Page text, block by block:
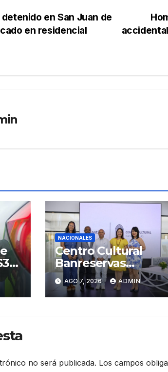
en San Juan de
en residencial
NACIONALES
Centro Cultural
Banreservas
Santiago inaugura
Primer Congreso
Artesanos de
AGO 7, 2026 ADMIN
no será publicada. Los campos